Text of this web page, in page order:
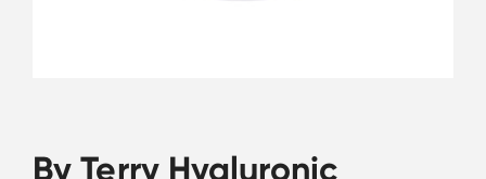
By Terry Hyaluronic